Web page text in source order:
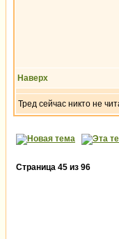
Наверх
Тред сейчас никто не
Страница 45 из 96